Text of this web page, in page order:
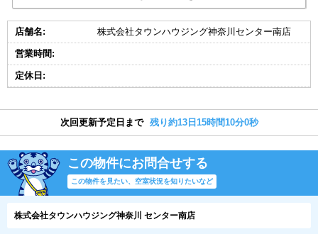
店舗名: 株式会社タウンハウジング神奈川センター南店
営業時間:
定休日:
次回更新予定日まで 残り約13日15時間10分0秒
この物件にお問合せする
この物件を見たい、空室状況を知りたいなど
株式会社タウンハウジング神奈川 センター南店